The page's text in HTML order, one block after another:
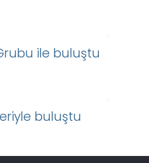
ile buluştu
buluştu